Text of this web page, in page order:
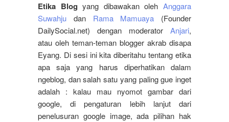
Etika Blog yang dibawakan olehAnggara
Suwahju dan Rama Mamuaya (Founder
DailySocial.net) dengan moderator Anjari,
atau oleh teman-teman blogger akrab disapa
Eyang. Di sesi ini kita diberitahu tentang etika
apa saja yang harus diperhatikan dalam
ngeblog, dan salah satu yang paling gue inget
adalah : kalau mau nyomot gambar dari
google, di pengaturan lebih lanjut dari
penelusuran google image, ada pilihan hak